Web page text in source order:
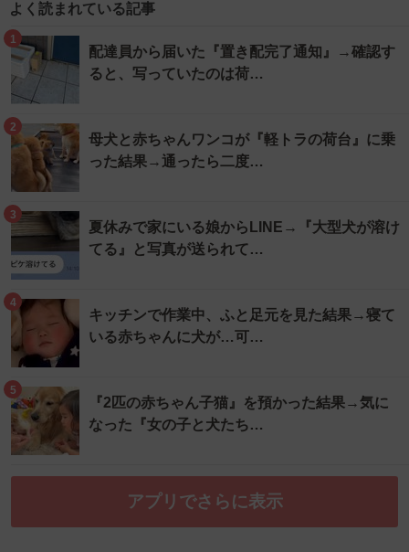
よく読まれている記事
1
配達員から届いた『置き配完了通知』→確認す
ると、写っていたのは荷…
2
母犬と赤ちゃんワンコが『軽トラの荷台』に乗
った結果→通ったら二度…
3
夏休みで家にいる娘からLINE→『大型犬が溶け
てる』と写真が送られて…
4
キッチンで作業中、ふと足元を見た結果→寝て
いる赤ちゃんに犬が…可…
5
『2匹の赤ちゃん子猫』を預かった結果→気に
なった『女の子と犬たち…
アプリでさらに表示